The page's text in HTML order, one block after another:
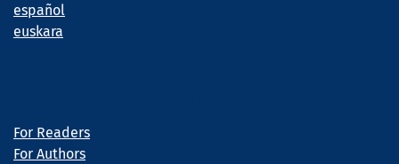
español
euskara
For Readers
For Authors